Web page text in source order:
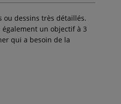
dessins très détaillés.
un objectif à 3
qui a besoin de la